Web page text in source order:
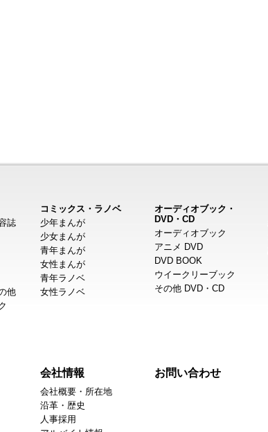
誌
他
コミックス・ラノベ
少年まんが
少女まんが
青年まんが
女性まんが
青年ラノベ
女性ラノベ
オーディオブック・
DVD・CD
オーディオブック
アニメ DVD
DVD BOOK
ウイークリーブック
その他 DVD・CD
会社情報
会社概要・所在地
沿革・歴史
人事採用
お問い合わせ